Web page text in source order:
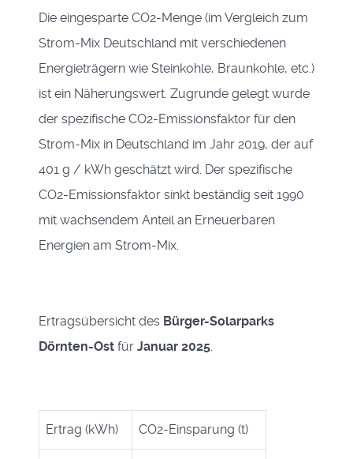
Die eingesparte CO2-Menge (im Vergleich zum
Strom-Mix Deutschland mit verschiedenen
Energieträgern wie Steinkohle, Braunkohle, etc.)
ist ein Näherungswert. Zugrunde gelegt wurde
der spezifische CO2-Emissionsfaktor für den
Strom-Mix in Deutschland im Jahr 2019, der auf
401 g / kWh geschätzt wird. Der spezifische
CO2-Emissionsfaktor sinkt beständig seit 1990
mit wachsendem Anteil an Erneuerbaren
Energien am Strom-Mix.
Ertragsübersicht des Bürger-Solarparks
Dörnten-Ost für Januar 2025.
Ertrag (kWh) CO2-Einsparung (t)